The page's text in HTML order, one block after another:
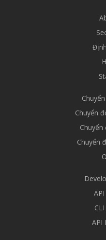
Chuyển
Chuyển
Chuyển
API